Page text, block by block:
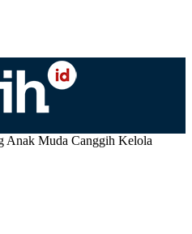
Anak Muda Canggih Kelola